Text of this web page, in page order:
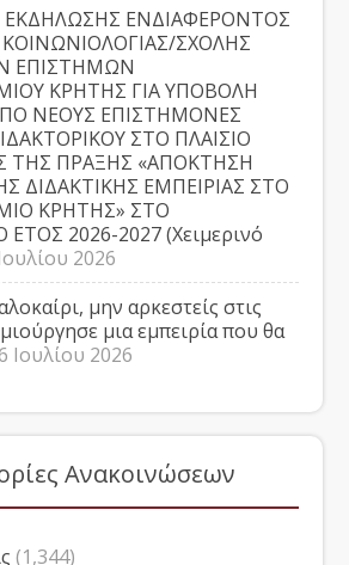
ΕΝΔΙΑΦΕΡΟΝΤΟΣ
ΣΧΟΛΗΣ
ΕΠΙΣΤΗΜΩΝ
ΚΡΗΤΗΣ ΓΙΑ ΥΠΟΒΟΛΗ
ΝΕΟΥΣ ΕΠΙΣΤΗΜΟΝΕΣ
ΣΤΟ ΠΛΑΙΣΙΟ
ΤΗΣ ΠΡΑΞΗΣ «ΑΠΟΚΤΗΣΗ
ΔΙΔΑΚΤΙΚΗΣ ΕΜΠΕΙΡΙΑΣ ΣΤΟ
ΚΡΗΤΗΣ» ΣΤΟ
2026-2027 (Χειμερινό
2026
μην αρκεστείς στις
μια εμπειρία που θα
Ιουλίου 2026
Ανακοινώσεων
(1,344)